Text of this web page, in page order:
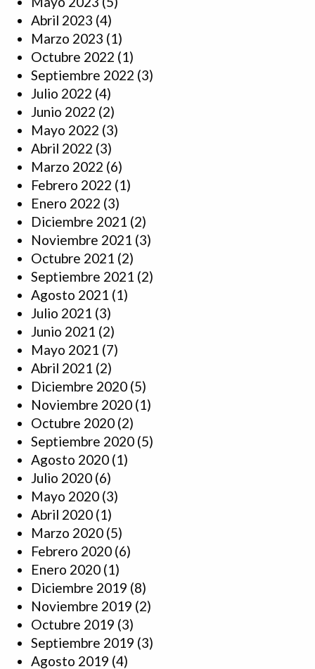
Abril 2023 (4)
Marzo 2023 (1)
Octubre 2022 (1)
Septiembre 2022 (3)
Julio 2022 (4)
Junio 2022 (2)
Mayo 2022 (3)
Abril 2022 (3)
Marzo 2022 (6)
Febrero 2022 (1)
Enero 2022 (3)
Diciembre 2021 (2)
Noviembre 2021 (3)
Octubre 2021 (2)
Septiembre 2021 (2)
Agosto 2021 (1)
Julio 2021 (3)
Junio 2021 (2)
Mayo 2021 (7)
Abril 2021 (2)
Diciembre 2020 (5)
Noviembre 2020 (1)
Octubre 2020 (2)
Septiembre 2020 (5)
Agosto 2020 (1)
Julio 2020 (6)
Mayo 2020 (3)
Abril 2020 (1)
Marzo 2020 (5)
Febrero 2020 (6)
Enero 2020 (1)
Diciembre 2019 (8)
Noviembre 2019 (2)
Octubre 2019 (3)
Septiembre 2019 (3)
Agosto 2019 (4)